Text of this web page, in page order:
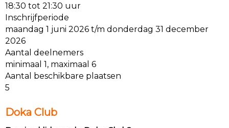
18:30 tot 21:30 uur
Inschrijfperiode
maandag 1 juni 2026 t/m donderdag 31 december
2026
Aantal deelnemers
minimaal 1, maximaal 6
Aantal beschikbare plaatsen
5
Doka Club